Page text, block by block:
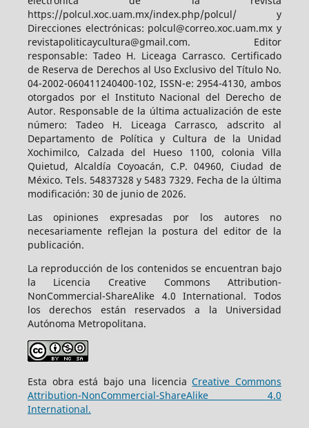
https://polcul.xoc.uam.mx/index.php/polcul/ y
Direcciones electrónicas: polcul@correo.xoc.uam.mx y
revistapoliticaycultura@gmail.com. Editor
responsable: Tadeo H. Liceaga Carrasco. Certificado
de Reserva de Derechos al Uso Exclusivo del Título No.
04-2002-060411240400-102, ISSN-e: 2954-4130, ambos
otorgados por el Instituto Nacional del Derecho de
Autor. Responsable de la última actualización de este
número: Tadeo H. Liceaga Carrasco, adscrito al
Departamento de Política y Cultura de la Unidad
Xochimilco, Calzada del Hueso 1100, colonia Villa
Quietud, Alcaldía Coyoacán, C.P. 04960, Ciudad de
México. Tels. 54837328 y 5483 7329. Fecha de la última
modificación: 30 de junio de 2026.
Las opiniones expresadas por los autores no
necesariamente reflejan la postura del editor de la
publicación.
La reproducción de los contenidos se encuentran bajo
la Licencia Creative Commons Attribution-
NonCommercial-ShareAlike 4.0 International. Todos
los derechos están reservados a la Universidad
Autónoma Metropolitana.
Esta obra está bajo una licenciaCreative Commons
Attribution-NonCommercial-ShareAlike 4.0
International.